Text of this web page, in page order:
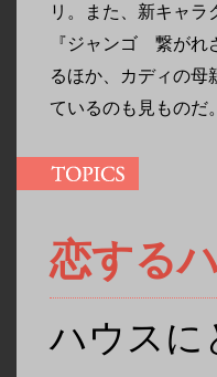
リ。また、新キャラ
『ジャンゴ 繋がれ
るほか、カディの母
ているのも見ものだ。
恋する
ハウスに